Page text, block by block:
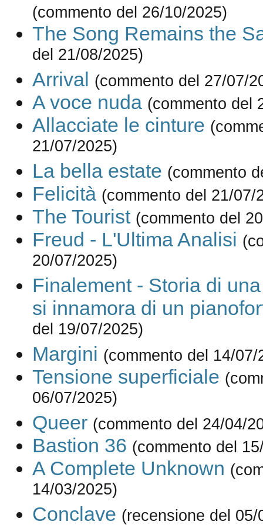
(commento del 26/10/2025)
The Song Remains the
del 21/08/2025)
Arrival (commento del 27/07/
A voce nuda (commento del
Allacciate le cinture
21/07/2025)
La bella estate (commento
Felicità (commento del 21/07/
The Tourist (commento del
Freud - L'Ultima Analisi
20/07/2025)
Finalement - Storia di
si innamora di un
del 19/07/2025)
Margini (commento del 14/07/
Tensione superficiale
06/07/2025)
Queer (commento del 24/04/
Bastion 36 (commento del
A Complete Unknown
14/03/2025)
Conclave (recensione del 05/